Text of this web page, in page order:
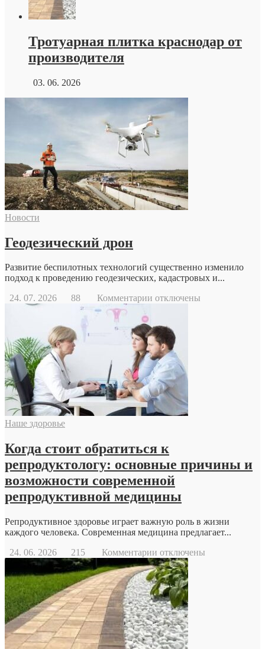
Тротуарная плитка краснодар от
производителя
03. 06. 2026
Новости
Геодезический дрон
Развитие беспилотных технологий существенно изменило
подход к проведению геодезических, кадастровых и...
24. 07. 2026
88 Комментарии к
дрон
отключены
Наше здоровье
Когда стоит обратиться к
репродуктологу: основные причины и
возможности современной
репродуктивной медицины
Репродуктивное здоровье играет важную роль в жизни
каждого человека. Современная медицина предлагает...
24. 06. 2026
215 Комментарии к
записи
Когда
стоит
обратиться
к
репродуктологу:
основные
причины
отключены